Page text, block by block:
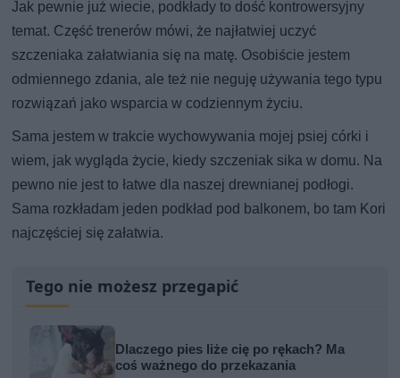
Jak pewnie już wiecie, podkłady to dość kontrowersyjny
temat. Część trenerów mówi, że najłatwiej uczyć
szczeniaka załatwiania się na matę. Osobiście jestem
odmiennego zdania, ale też nie neguję używania tego typu
rozwiązań jako wsparcia w codziennym życiu.
Sama jestem w trakcie wychowywania mojej psiej córki i
wiem, jak wygląda życie, kiedy szczeniak sika w domu. Na
pewno nie jest to łatwe dla naszej drewnianej podłogi.
Sama rozkładam jeden podkład pod balkonem, bo tam Kori
najczęściej się załatwia.
Tego nie możesz przegapić
Dlaczego pies liże cię po rękach? Ma
coś ważnego do przekazania